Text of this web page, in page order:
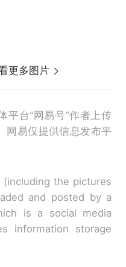
更多图片
平台“网易号”作者上传
网易仅提供信息发布平
the pictures
and posted by a
is a social media
information storage